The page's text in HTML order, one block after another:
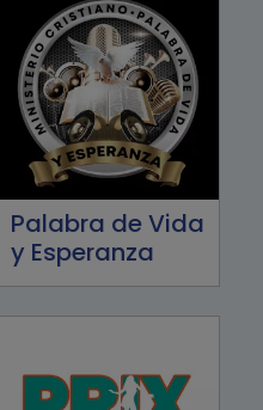
Palabra de Vida
y Esperanza